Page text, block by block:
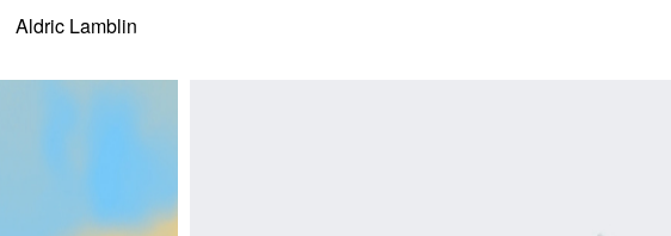
Aldric Lamblin